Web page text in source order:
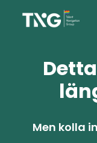
Men kolla